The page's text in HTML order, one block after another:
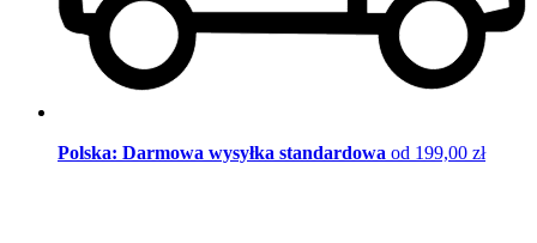
Polska: Darmowa wysyłka standardowa od 199,00 zł